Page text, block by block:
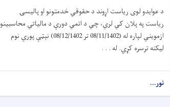
د عوایدو لوی ریاست اړوند د حقوقي خدمتونو او پالیسۍ
ریاست په پلان کي لري، چي د اتمي دورې د مالیاتي محاسبینو
ازمویني لپاره له (08/11/1402 تر 08/12/1402) نېټې پوري نوم
لیکنه ترسره کړي. له . . .
نور...